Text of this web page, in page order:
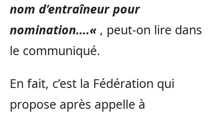
nom d’entraîneur pour
nomination….« , peut-on lire dans
le communiqué.
En fait, c’est la Fédération qui
propose après appelle à